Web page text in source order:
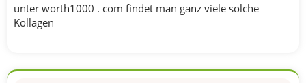
unter worth1000 . com findet man ganz viele solche
Kollagen